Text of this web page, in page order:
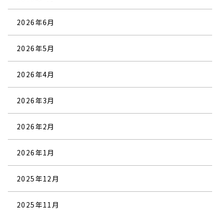
2026年6月
2026年5月
2026年4月
2026年3月
2026年2月
2026年1月
2025年12月
2025年11月